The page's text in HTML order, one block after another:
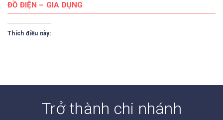
ĐỒ ĐIỆN – GIA DỤNG
Thích điều này:
Trở thành chi nhánh